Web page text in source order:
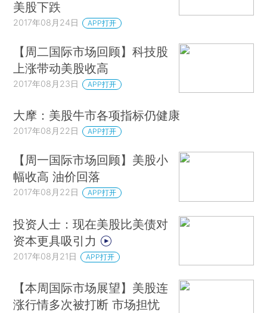
美股下跌
2017年08月24日 APP打开
【周二国际市场回顾】科技股
上涨带动美股收高
2017年08月23日 APP打开
大摩：美股牛市各项指标仍健康
2017年08月22日 APP打开
【周一国际市场回顾】美股小
幅收高 油价回落
2017年08月22日 APP打开
投资人士：现在美股比美债对
资本更具吸引力
2017年08月21日 APP打开
【本周国际市场展望】美股连
涨行情多次被打断 市场担忧